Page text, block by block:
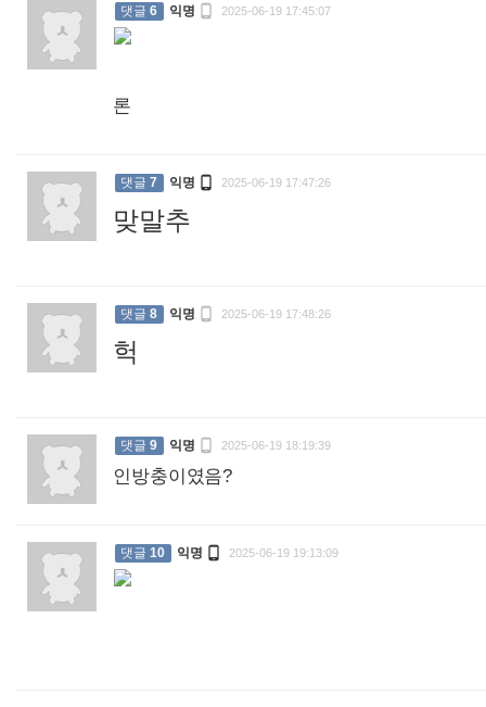
댓글 6 익명  2025-06-19 17:45:07
론
댓글 7 익명  2025-06-19 17:47:26
맞말추
댓글 8 익명  2025-06-19 17:48:26
헉
댓글 9 익명  2025-06-19 18:19:39
인방충이였음?
댓글 10 익명  2025-06-19 19:13:09